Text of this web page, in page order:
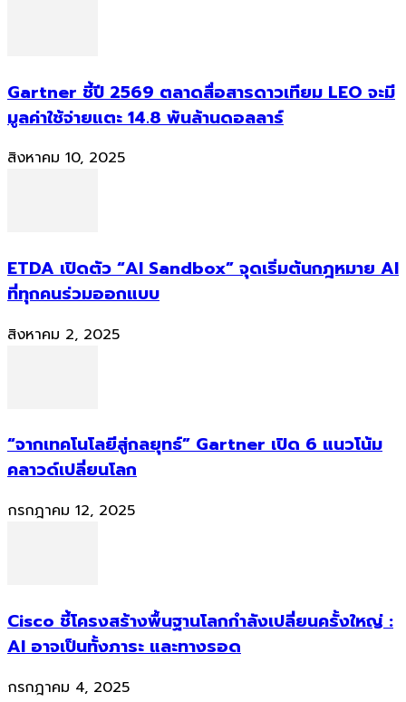
Gartner ชี้ปี 2569 ตลาดสื่อสารดาวเทียม LEO จะมี
มูลค่าใช้จ่ายแตะ 14.8 พันล้านดอลลาร์
สิงหาคม 10, 2025
ETDA เปิดตัว “AI Sandbox” จุดเริ่มต้นกฎหมาย AI
ที่ทุกคนร่วมออกแบบ
สิงหาคม 2, 2025
“จากเทคโนโลยีสู่กลยุทธ์” Gartner เปิด 6 แนวโน้ม
คลาวด์เปลี่ยนโลก
กรกฎาคม 12, 2025
Cisco ชี้โครงสร้างพื้นฐานโลกกำลังเปลี่ยนครั้งใหญ่ :
AI อาจเป็นทั้งภาระ และทางรอด
กรกฎาคม 4, 2025